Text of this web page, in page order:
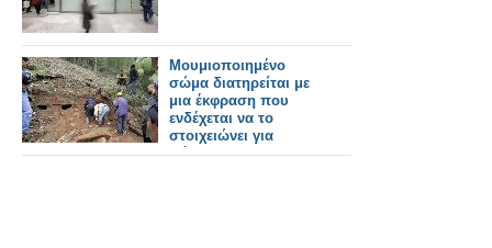
Μουμιοποιημένο
σώμα διατηρείται με
μια έκφραση που
ενδέχεται να το
στοιχειώνει για
πάντα!